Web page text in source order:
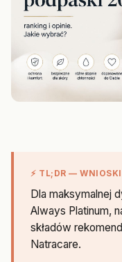
⚡ TL;DR —
Dla maksymalnej
Always Platinum,
składów
Natracare.